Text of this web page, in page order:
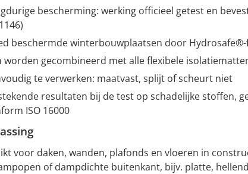
bescherming: werking officieel getest en
beschermde winterbouwplaatsen door
worden gecombineerd met alle flexibele
te verwerken: maatvast, splijt of scheurt niet
resultaten bij de test op schadelijke stoffen,
ISO 16000
voor daken, wanden, plafonds en vloeren in
of dampdichte buitenkant, bijv. platte,